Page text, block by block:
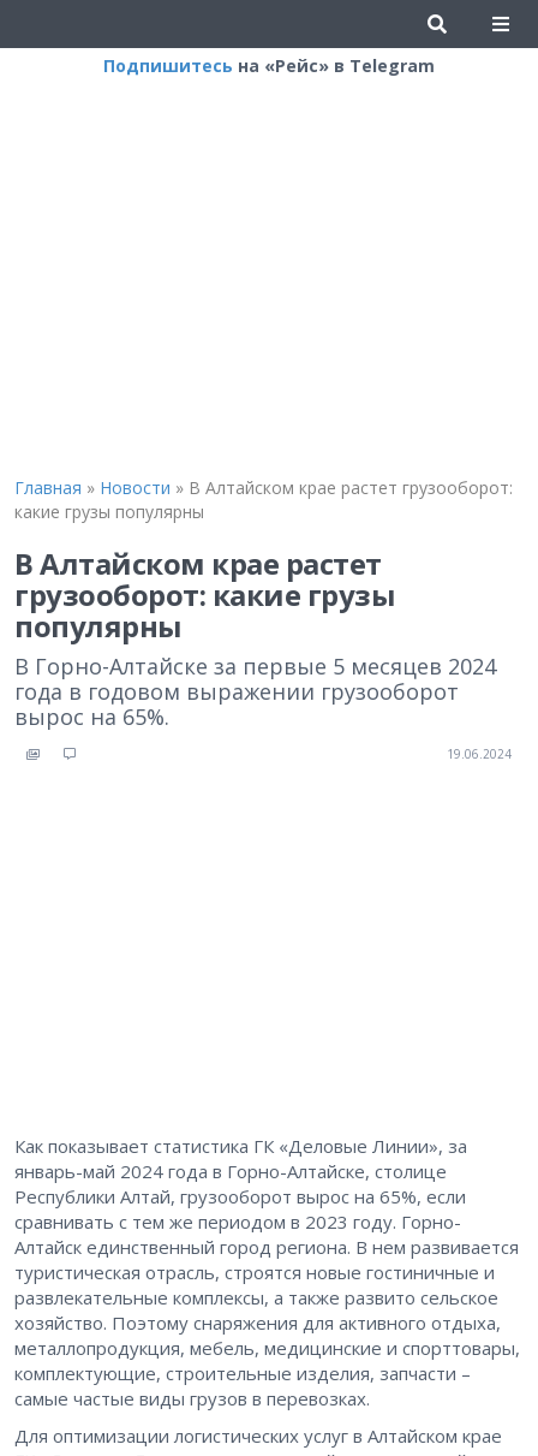
Подпишитесь на «Рейс» в Telegram
Главная » Новости » В Алтайском крае растет грузооборот:
какие грузы популярны
В Алтайском крае растет
грузооборот: какие грузы
популярны
В Горно-Алтайске за первые 5 месяцев 2024
года в годовом выражении грузооборот
вырос на 65%.
19.06.2024
Как показывает статистика ГК «Деловые Линии», за
январь-май 2024 года в Горно-Алтайске, столице
Республики Алтай, грузооборот вырос на 65%, если
сравнивать с тем же периодом в 2023 году. Горно-
Алтайск единственный город региона. В нем развивается
туристическая отрасль, строятся новые гостиничные и
развлекательные комплексы, а также развито сельское
хозяйство. Поэтому снаряжения для активного отдыха,
металлопродукция, мебель, медицинские и спорттовары,
комплектующие, строительные изделия, запчасти –
самые частые виды грузов в перевозках.
Для оптимизации логистических услуг в Алтайском крае